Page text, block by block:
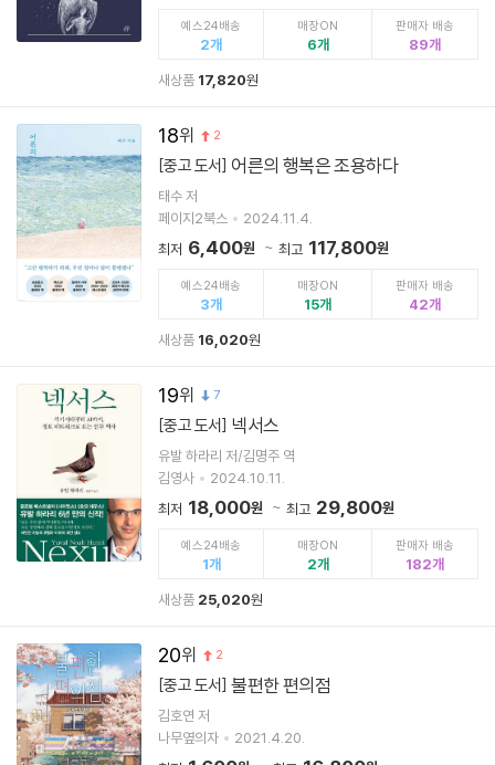
예스24배송
2
매장ON
6
판매자 배송
89
새상품 17,820원
18 2
[중고 도서] 어른의 행복은 조용하다
태수 저
페이지2북스
2024.11.4.
최저 6,400원 최고 117,800원
예스24배송
3
매장ON
15
판매자 배송
42
새상품 16,020원
19 7
[중고 도서] 넥서스
유발 하라리 저/김명주 역
김영사
2024.10.11.
최저 18,000원 최고 29,800원
예스24배송
1
매장ON
2
판매자 배송
182
새상품 25,020원
20 2
[중고 도서] 불편한 편의점
김호연 저
나무옆의자
2021.4.20.